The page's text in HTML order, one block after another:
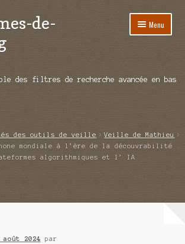
de-
Menu
Ouvrir
des filtres de recherche avancée en bas
des outils de veille
Veille de Mathieu
mondiale à l’ère de la découvrabilité
algorithmiques et l’ IA
août 2024 par